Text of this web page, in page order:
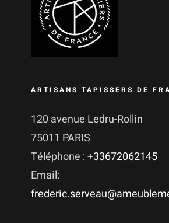
ARTISANS TAPISSERS DE
120 avenue Ledru-Rollin
75011 PARIS
Téléphone :+33672062145
Email: